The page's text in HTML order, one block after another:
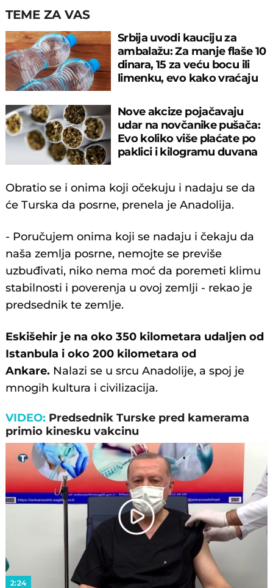
TEME ZA VAS
Srbija uvodi kauciju za
ambalažu: Za manje flaše 10
dinara, 15 za veću bocu ili
limenku, evo kako vraćaju
Nove akcize pojačavaju
udar na novčanike pušača:
Evo koliko više plaćate po
paklici i kilogramu duvana
Obratio se i onima koji očekuju i nadaju se da
će Turska da posrne, prenela je Anadolija.
- Poručujem onima koji se nadaju i čekaju da
naša zemlja posrne, nemojte se previše
uzbuđivati, niko nema moć da poremeti klimu
stabilnosti i poverenja u ovoj zemlji - rekao je
predsednik te zemlje.
Eskišehir je na oko 350 kilometara udaljen od
Istanbula i oko 200 kilometara od
Ankare. Nalazi se u srcu Anadolije, a spoj je
mnogih kultura i civilizacija.
VIDEO: Predsednik Turske pred kamerama
primio kinesku vakcinu
Play
Video
2:24